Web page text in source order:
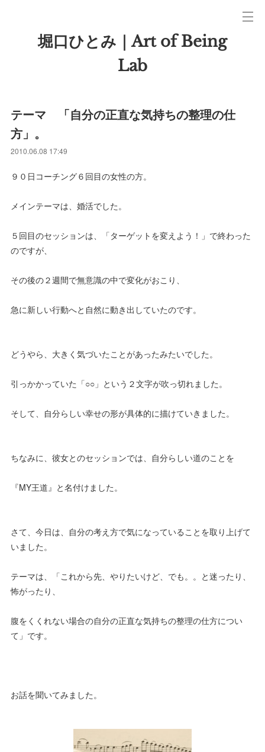
堀口ひとみ｜Art of Being
Lab
テーマ 「自分の正直な気持ちの整理の仕
方」。
2010.06.08 17:49
９０日コーチング６回目の女性の方。
メインテーマは、婚活でした。
５回目のセッションは、「ターゲットを変えよう！」で終わった
のですが、
その後の２週間で無意識の中で変化がおこり、
急に新しい行動へと自然に動き出していたのです。
どうやら、大きく気づいたことがあったみたいでした。
引っかかっていた「○○」という２文字が吹っ切れました。
そして、自分らしい幸せの形が具体的に描けていきました。
ちなみに、彼女とのセッションでは、自分らしい道のことを
『MY王道』と名付けました。
さて、今日は、自分の考え方で気になっていることを取り上げて
いました。
テーマは、「これから先、やりたいけど、でも。。と迷ったり、
怖がったり、
腹をくくれない場合の自分の正直な気持ちの整理の仕方につい
て」です。
お話を聞いてみました。